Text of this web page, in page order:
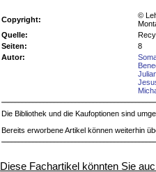
Copyright:
©
Quelle:
Seiten:
8
Autor:
Die Bibliothek und die Kaufoptionen sind
Bereits erworbene Artikel können weiterhin
Diese Fachartikel könnten Sie